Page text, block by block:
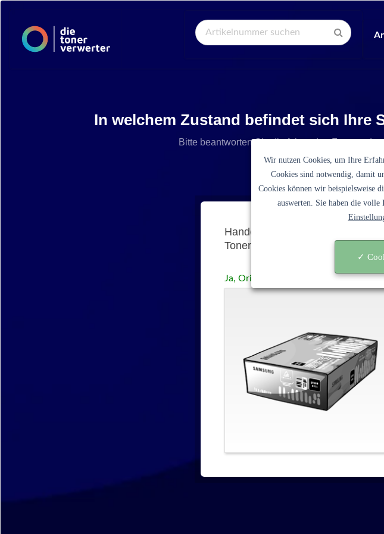
Global Search
In welchem Zustand befindet sich Ihre
Bitte beantworten Sie die folgenden Fragen,
Handelt es sich bei der CLT-
Tonerkartusche des
Ja, Original-Samsung
Wir nutzen Cookies, um Ihre
Cookies sind notwendig, damit
Cookies können wir beispielsweise
auswerten. Sie haben die
✓